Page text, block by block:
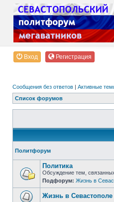
Вход Регистрация
Сообщения без ответов | Активные
Список форумов
Политфорум
Политика
Обсуждение тем,
Подфорум: Жизнь в
Жизнь в